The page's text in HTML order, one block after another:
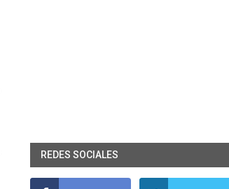
REDES SOCIALES